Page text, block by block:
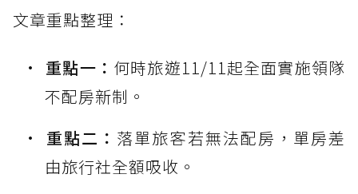
文章重點整理：
重點一： 何時旅遊11/11起全面實施領隊
不配房新制。
重點二： 落單旅客若無法配房，單房差
由旅行社全額吸收。